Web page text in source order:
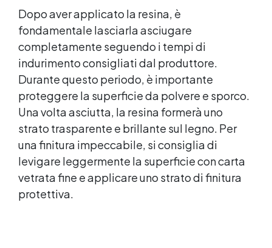
m²), con istruzioni dettagliate per una creazione
semplice e professionale.
Dopo aver applicato la resina, è
fondamentale lasciarla asciugare
completamente seguendo i tempi di
indurimento consigliati dal produttore.
Durante questo periodo, è importante
proteggere la superficie da polvere e sporco.
Una volta asciutta, la resina formerà uno
strato trasparente e brillante sul legno. Per
una finitura impeccabile, si consiglia di
levigare leggermente la superficie con carta
vetrata fine e applicare uno strato di finitura
protettiva.